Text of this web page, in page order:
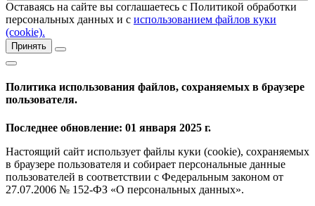
Оставаясь на сайте вы соглашаетесь с Политикой обработки
персональных данных и с использованием файлов куки
(cookie).
Принять
Политика использования файлов, сохраняемых в браузере
пользователя.
Последнее обновление: 01 января 2025 г.
Настоящий сайт использует файлы куки (cookie), сохраняемых
в браузере пользователя и собирает персональные данные
пользователей в соответствии с Федеральным законом от
27.07.2006 № 152-ФЗ «О персональных данных».